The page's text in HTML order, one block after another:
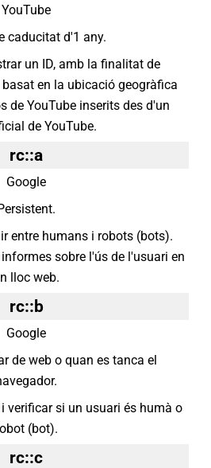
YouTube
caducitat d'1 any.
un ID, amb la finalitat de
en la ubicació geogràfica
de YouTube inserits des d'un
de YouTube.
rc::a
Google
entre humans i robots (bots).
sobre l'ús de l'usuari en
lloc web.
rc::b
Google
de web o quan es tanca el
verificar si un usuari és humà o
(bot).
rc::c